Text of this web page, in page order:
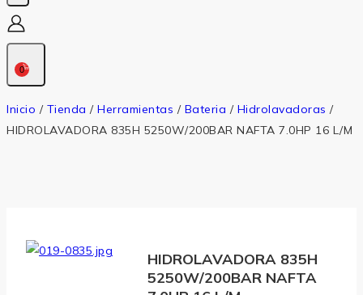
0
Inicio / Tienda / Herramientas / Bateria / Hidrolavadoras /
HIDROLAVADORA 835H 5250W/200BAR NAFTA 7.0HP 16 L/M
HIDROLAVADORA 835H
5250W/200BAR NAFTA